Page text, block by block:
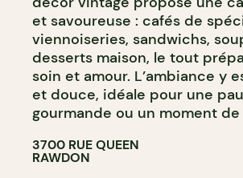
et savoureuse : cafés de
viennoiseries, sandwichs,
desserts maison, le tout
soin et amour. L’ambiance y
et douce, idéale pour une
gourmande ou un moment
3700 RUE QUEEN
RAWDON